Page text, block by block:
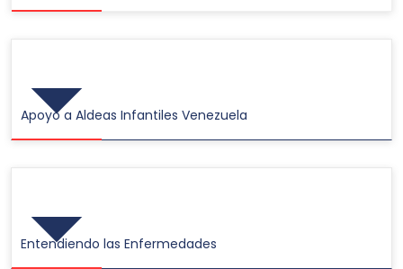
Apoyo a Aldeas Infantiles Venezuela
Entendiendo las Enfermedades